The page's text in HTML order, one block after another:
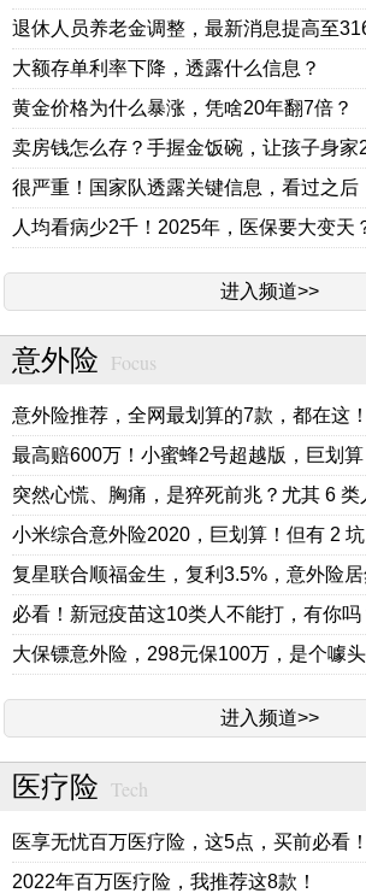
退休人员养老金调整，最新消息提高至
大额存单利率下降，透露什么信息？
黄金价格为什么暴涨，凭啥20年翻7倍？
卖房钱怎么存？手握金饭碗，让孩子身家
很严重！国家队透露关键信息，看过之后
人均看病少2千！2025年，医保要大变天
进入频道>>
意外险 Focus
意外险推荐，全网最划算的7款，都在这！
最高赔600万！小蜜蜂2号超越版，巨划算
突然心慌、胸痛，是猝死前兆？尤其 6 类
小米综合意外险2020，巨划算！但有 2 坑
复星联合顺福金生，复利3.5%，意外险
必看！新冠疫苗这10类人不能打，有你吗
大保镖意外险，298元保100万，是个噱头
进入频道>>
医疗险 Tech
医享无忧百万医疗险，这5点，买前必看！
2022年百万医疗险，我推荐这8款！